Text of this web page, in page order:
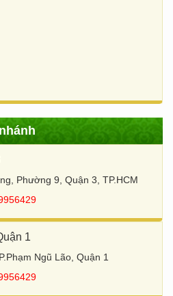
Phường 9, Quận 3, TP.HCM
1
Ngũ Lão, Quận 1